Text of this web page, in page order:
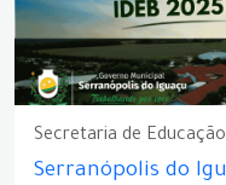
Secretaria de
Serranópolis do